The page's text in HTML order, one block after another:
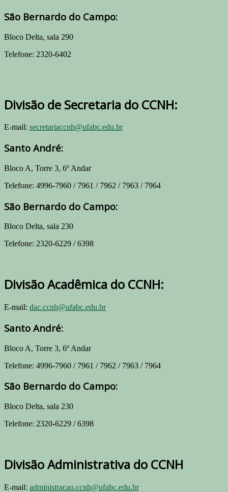
São Bernardo do Campo:
Bloco Delta, sala 290
Telefone: 2320-6402
Divisão de Secretaria do CCNH:
E-mail: secretariaccnh@ufabc.edu.br
Santo André:
Bloco A, Torre 3, 6º Andar
Telefone: 4996-7960 / 7961 / 7962 / 7963 / 7964
São Bernardo do Campo:
Bloco Delta, sala 230
Telefone: 2320-6229 / 6398
Divisão Acadêmica do CCNH:
E-mail: dac.ccnh@ufabc.edu.br
Santo André:
Bloco A, Torre 3, 6º Andar
Telefone: 4996-7960 / 7961 / 7962 / 7963 / 7964
São Bernardo do Campo:
Bloco Delta, sala 230
Telefone: 2320-6229 / 6398
Divisão Administrativa do CCNH
E-mail: administracao.ccnh@ufabc.edu.br